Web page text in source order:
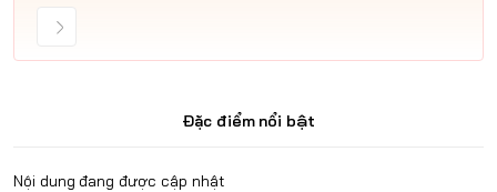
Đặc điểm nổi bật
Nội dung đang được cập nhật